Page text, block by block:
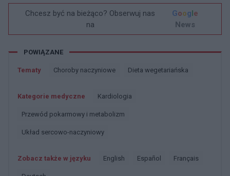
Chcesz być na bieżąco? Obserwuj nas
na
Google
News
POWIĄZANE
Tematy Choroby naczyniowe Dieta wegetariańska
Kategorie medyczne Kardiologia
Przewód pokarmowy i metabolizm
Układ sercowo-naczyniowy
Zobacz także w języku english español français